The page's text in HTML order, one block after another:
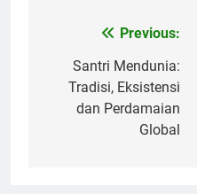
Navigasi
pos
Previous:
Santri Mendunia:
Tradisi, Eksistensi
dan Perdamaian
Global